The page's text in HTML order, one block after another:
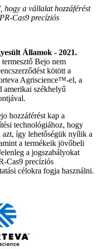
hogy a vállalat hozzáférést
Cas9 precíziós
Államok - 2021.
Bejo nem
kötött a
Agriscience™-el, a
amerikai székhelyű
hozzáférést kap a
technológiához, hogy
azt, így lehetőségük nyílik a
a termékeik jövőbeli
a jogszabályokat
Cas9 precíziós
célokra fogja használni.